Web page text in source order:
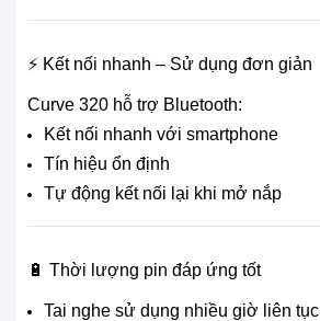
⚡ Kết nối nhanh – Sử dụng đơn giản
Curve 320 hỗ trợ Bluetooth:
Kết nối nhanh với smartphone
Tín hiệu ổn định
Tự động kết nối lại khi mở nắp
🔋 Thời lượng pin đáp ứng tốt
Tai nghe sử dụng nhiều giờ liên tục